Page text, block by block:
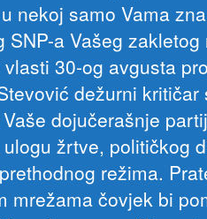
nekoj samo Vama
SNP-a Vašeg
30-og avgusta
dežurni kritičar
dojučerašnje
žrtve, političkog
režima.
mrežama čovjek bi